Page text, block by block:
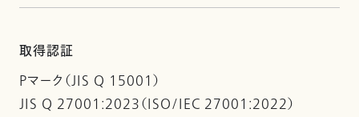
取得認証
Pマーク（JIS Q 15001）
JIS Q 27001:2023（ISO/IEC 27001:2022）